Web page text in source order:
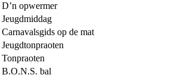
D’n opwermer
Jeugdmiddag
Carnavalsgids op de mat
Jeugdtonpraoten
Tonpraoten
B.O.N.S. bal